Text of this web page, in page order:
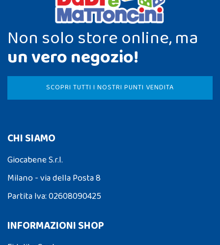
Non solo store online, ma
un vero negozio!
SCOPRI TUTTI I NOSTRI PUNTI VENDITA
CHI SIAMO
Giocabene S.r.l.
Milano - via della Posta 8
Partita Iva: 02608090425
INFORMAZIONI SHOP